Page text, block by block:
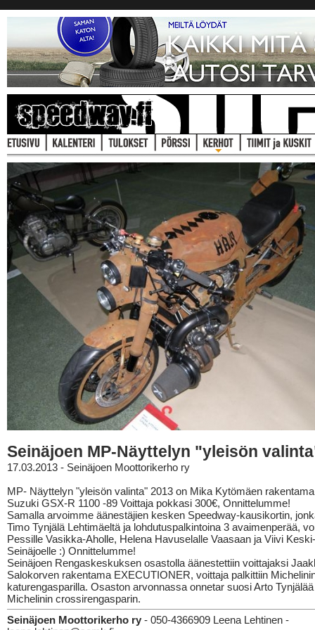
Seinäjoen MP-Näyttelyn "yleisön
17.03.2013 - Seinäjoen Moottorikerho ry
MP- Näyttelyn "yleisön valinta" 2013 on Mika Kytömäen
Suzuki GSX-R 1100 -89 Voittaja pokkasi 300€, Onnittelumme!
Samalla arvoimme äänestäjien kesken Speedway-kausikortin,
Timo Tynjälä Lehtimäeltä ja lohdutuspalkintoina 3 avaimenperää,
Pessille Vasikka-Aholle, Helena Havuselalle Vaasaan ja Viivi
Seinäjoelle :) Onnittelumme!
Seinäjoen Rengaskeskuksen osastolla äänestettiin voittajaksi
Salokorven rakentama EXECUTIONER, voittaja palkittiin
katurengasparilla. Osaston arvonnassa onnetar suosi Arto
Michelinin crossirengasparin.
Seinäjoen Moottorikerho ry - 050-4366909 Leena Lehtinen -